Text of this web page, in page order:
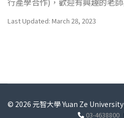
Last Updated: March 28, 2023
© 2026 元智大學 Yuan Ze
03-4638800